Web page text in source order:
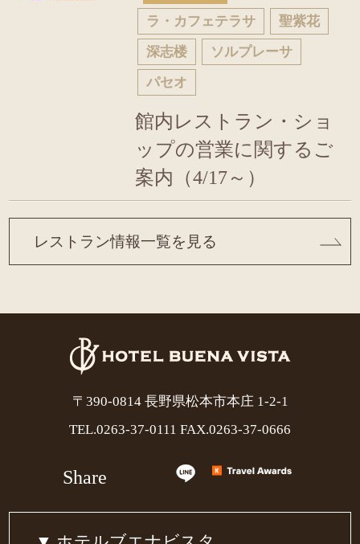
ラ・カフェテラサ
聖紫花
深志楼
ソルプレーサ
パセオ
館内レストラン・ショ
ップの営業に関するご
案内（4/17～）
レストラン情報一覧を見る
〒390-0814 長野県松本市本庄 1-2-1
TEL.0263-37-0111 FAX.0263-37-0666
Share